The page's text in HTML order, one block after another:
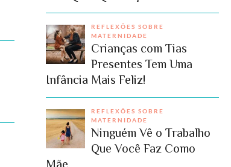
REFLEXÕES SOBRE
MATERNIDADE
Crianças com Tias
Presentes Tem Uma
Infância Mais Feliz!
REFLEXÕES SOBRE
MATERNIDADE
Ninguém Vê o Trabalho
Que Você Faz Como
Mãe